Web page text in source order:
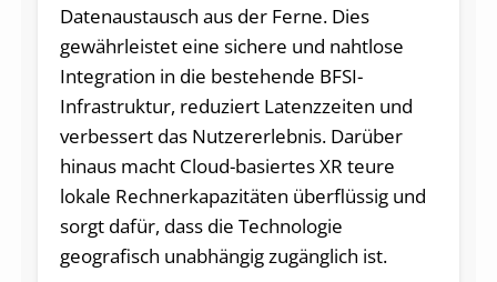
Datenaustausch aus der Ferne. Dies
gewährleistet eine sichere und nahtlose
Integration in die bestehende BFSI-
Infrastruktur, reduziert Latenzzeiten und
verbessert das Nutzererlebnis. Darüber
hinaus macht Cloud-basiertes XR teure
lokale Rechnerkapazitäten überflüssig und
sorgt dafür, dass die Technologie
geografisch unabhängig zugänglich ist.